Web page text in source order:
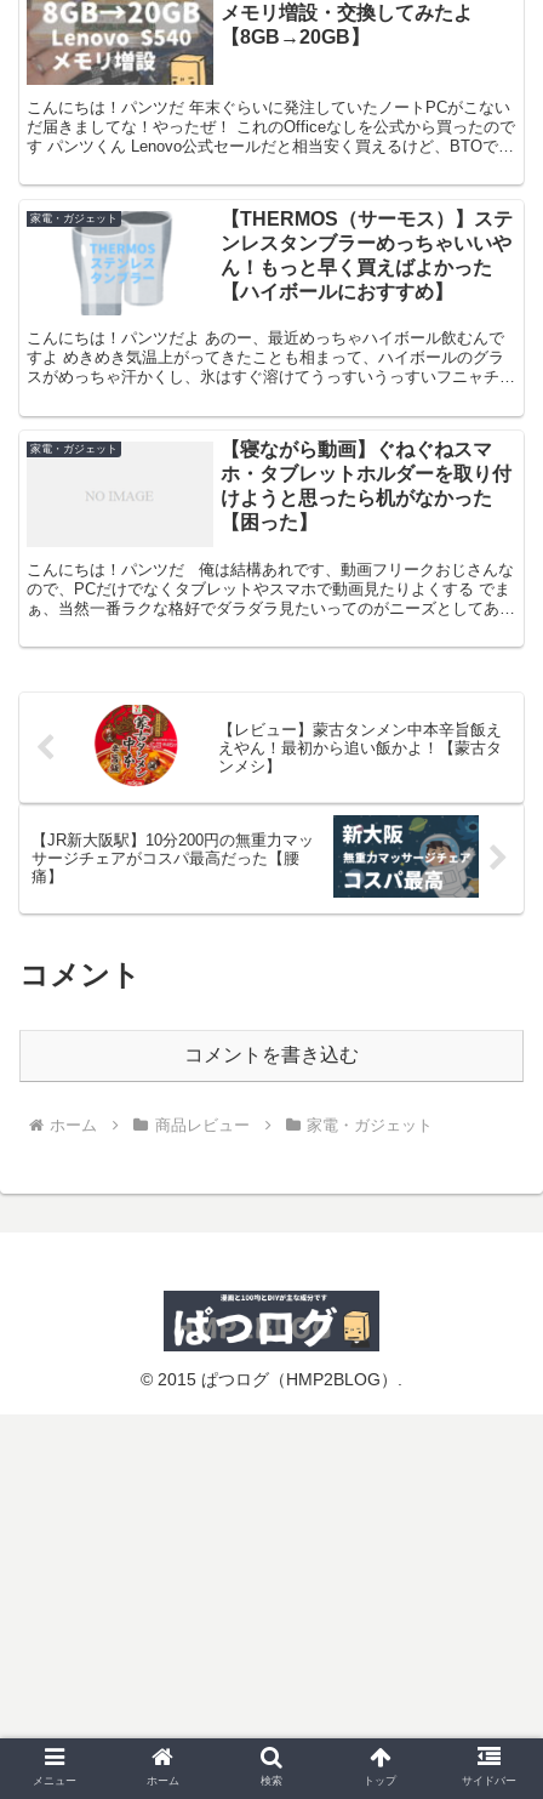
メモリ増設・交換してみたよ
【8GB→20GB】
こんにちは！パンツだ 年末ぐらいに発注していたノートPCがこない
だ届きましてな！やったぜ！ これのOfficeなしを公式から買ったので
す パンツくん Lenovo公式セールだと相当安く買えるけど、BTOで納
家電・ガジェット
【THERMOS（サーモス）】ステ
ンレスタンブラーめっちゃいいや
ん！もっと早く買えばよかった
【ハイボールにおすすめ】
こんにちは！パンツだよ あのー、最近めっちゃハイボール飲むんで
すよ めきめき気温上がってきたことも相まって、ハイボールのグラ
スがめっちゃ汗かくし、氷はすぐ溶けてうっすいうっすいフニャチン
家電・ガジェット
【寝ながら動画】ぐねぐねスマ
ホ・タブレットホルダーを取り付
けようと思ったら机がなかった
【困った】
こんにちは！パンツだ 俺は結構あれです、動画フリークおじさんな
ので、PCだけでなくタブレットやスマホで動画見たりよくする でま
ぁ、当然一番ラクな格好でダラダラ見たいってのがニーズとしてある
【レビュー】蒙古タンメン中本辛旨飯え
えやん！最初から追い飯かよ！【蒙古タ
ンメシ】
【JR新大阪駅】10分200円の無重力マッ
サージチェアがコスパ最高だった【腰
痛】
コメント
コメントを書き込む
ホーム 商品レビュー 家電・ガジェット
© 2015 ぱつログ（HMP2BLOG）.
メニュー ホーム 検索 トップ サイドバー